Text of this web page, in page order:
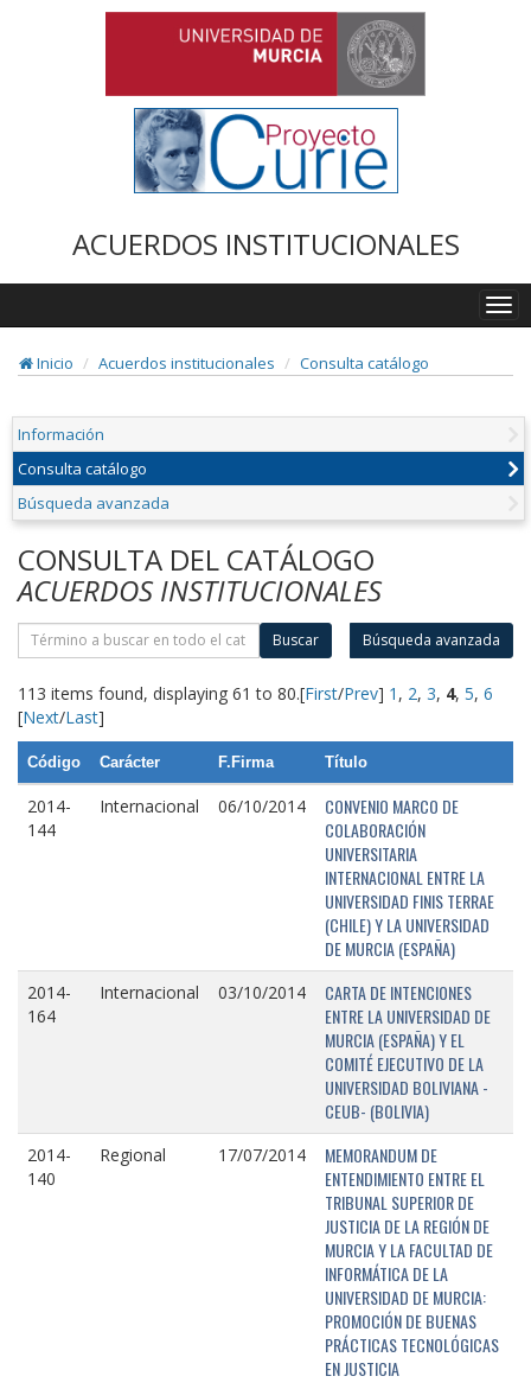
ACUERDOS INSTITUCIONALES
Inicio
Acuerdos institucionales Consulta catálogo
Información
Consulta catálogo
Búsqueda avanzada
CONSULTA DEL CATÁLOGO
ACUERDOS INSTITUCIONALES
Buscar Búsqueda avanzada
113 items found, displaying 61 to 80.[First/Prev] 1 , 2, 3, 4, 5, 6
[Next/Last]
Código Carácter F.Firma Título
2014-
144
Internacional 06/10/2014
CONVENIO MARCO DE
COLABORACIÓN
UNIVERSITARIA
INTERNACIONAL ENTRE LA
UNIVERSIDAD FINIS TERRAE
(CHILE) Y LA UNIVERSIDAD
DE MURCIA (ESPAÑA)
2014-
164
Internacional 03/10/2014
CARTA DE INTENCIONES
ENTRE LA UNIVERSIDAD DE
MURCIA (ESPAÑA) Y EL
COMITÉ EJECUTIVO DE LA
UNIVERSIDAD BOLIVIANA -
CEUB- (BOLIVIA)
2014-
140
Regional 17/07/2014
MEMORANDUM DE
ENTENDIMIENTO ENTRE EL
TRIBUNAL SUPERIOR DE
JUSTICIA DE LA REGIÓN DE
MURCIA Y LA FACULTAD DE
INFORMÁTICA DE LA
UNIVERSIDAD DE MURCIA:
PROMOCIÓN DE BUENAS
PRÁCTICAS TECNOLÓGICAS
EN JUSTICIA